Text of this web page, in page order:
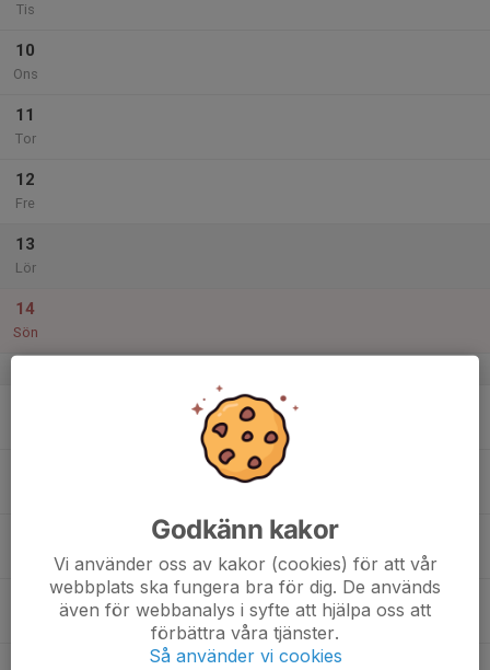
Tis
10
Ons
11
Tor
12
Fre
13
Lör
14
Sön
Godkänn kakor
Vi använder oss av kakor (cookies) för att vår
webbplats ska fungera bra för dig. De används
även för webbanalys i syfte att hjälpa oss att
förbättra våra tjänster.
Så använder vi cookies